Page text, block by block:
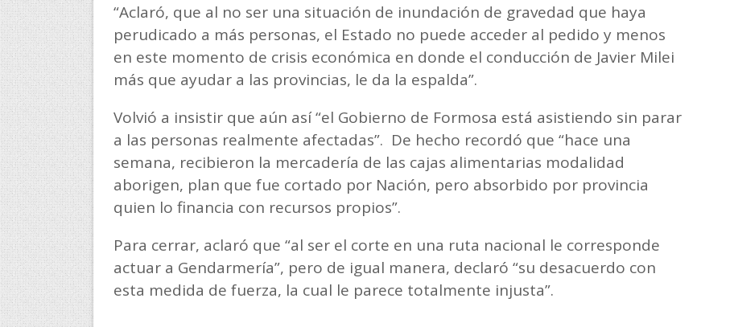
“Aclaró, que al no ser una situación de inundación de gravedad que haya
perudicado a más personas, el Estado no puede acceder al pedido y menos
en este momento de crisis económica en donde el conducción de Javier Milei
más que ayudar a las provincias, le da la espalda”.
Volvió a insistir que aún así “el Gobierno de Formosa está asistiendo sin parar
a las personas realmente afectadas”. De hecho recordó que “hace una
semana, recibieron la mercadería de las cajas alimentarias modalidad
aborigen, plan que fue cortado por Nación, pero absorbido por provincia
quien lo financia con recursos propios”.
Para cerrar, aclaró que “al ser el corte en una ruta nacional le corresponde
actuar a Gendarmería”, pero de igual manera, declaró “su desacuerdo con
esta medida de fuerza, la cual le parece totalmente injusta”.